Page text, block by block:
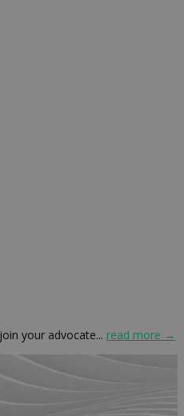
your advocate... read more →